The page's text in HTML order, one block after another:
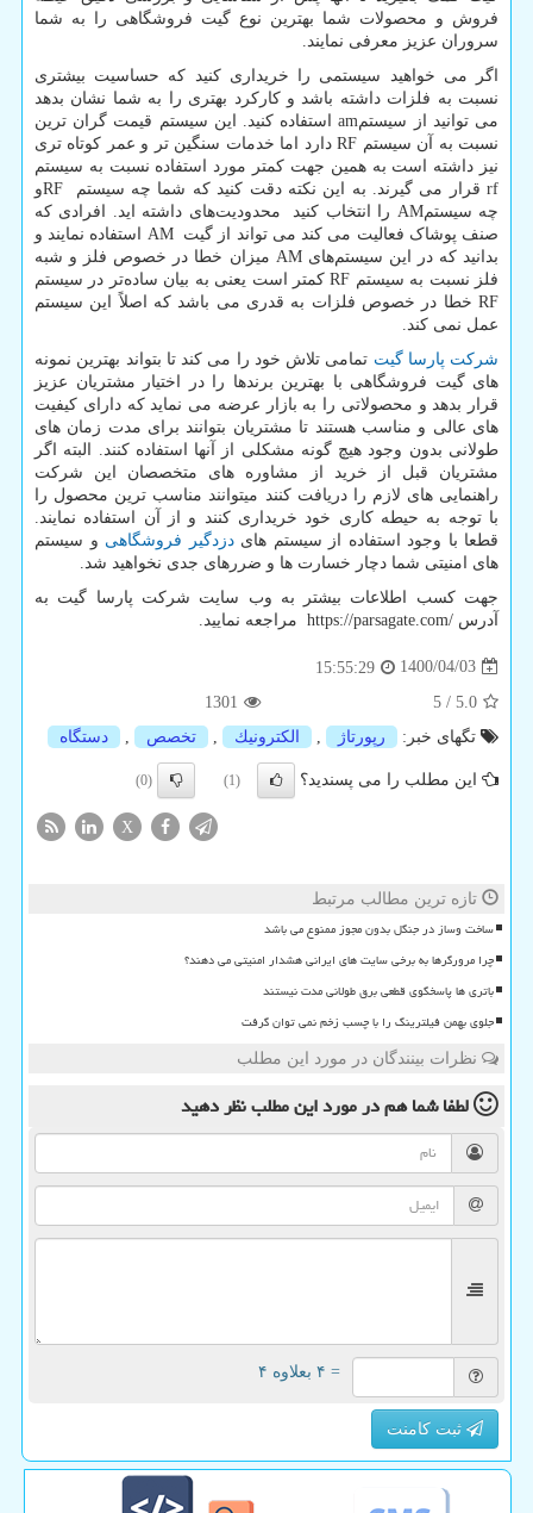
فروش و محصولات شما بهترین نوع گیت فروشگاهی را به شما
سروران عزیز معرفی نمایند.
اگر می خواهید سیستمی را خریداری کنید که حساسیت بیشتری
نسبت به فلزات داشته باشد و کارکرد بهتری را به شما نشان بدهد
می توانید از سیستم amاستفاده کنید. این سیستم قیمت گران ترین
نسبت به آن سیستم RFدارد اما خدمات سنگین تر و عمر کوتاه تری
نیز داشته است به همین جهت کمتر مورد استفاده نسبت به سیستم
rfقرار می گیرند. به این نکته دقت کنید که شما چه سیستم RFو
چه سیستمAM را انتخاب کنید محدودیت‌های داشته اید. افرادی که
صنف پوشاک فعالیت می کند می تواند از گیت AM استفاده نمایند و
بدانید که در این سیستم‌هایAM میزان خطا در خصوص فلز و شبه
فلز نسبت به سیستم RFکمتر است یعنی به بیان ساده‌تر در سیستم
RF خطا در خصوص فلزات به قدری می باشد که اصلاً این سیستم
عمل نمی کند.
شرکت پارسا گیت تمامی تلاش خود را می کند تا بتواند بهترین نمونه
های گیت فروشگاهی با بهترین برندها را در اختیار مشتریان عزیز
قرار بدهد و محصولاتی را به بازار عرضه می نماید که دارای کیفیت
های عالی و مناسب هستند تا مشتریان بتوانند برای مدت زمان های
طولانی بدون وجود هیچ گونه مشکلی از آنها استفاده کنند. البته اگر
مشتریان قبل از خرید از مشاوره های متخصصان این شرکت
راهنمایی های لازم را دریافت کنند میتوانند مناسب ترین محصول را
با توجه به حیطه کاری خود خریداری کنند و از آن استفاده نمایند.
قطعا با وجود استفاده از سیستم هایدزدگیر فروشگاهی و سیستم
های امنیتی شما دچار خسارت ها و ضررهای جدی نخواهید شد.
جهت کسب اطلاعات بیشتر به وب سایت شرکت پارسا گیت به
آدرس https://parsagate.com/ مراجعه نمایید.
1400/04/03
15:55:29
5.0
/
5
1301
تگهای خبر:
رپورتاژ الكترونیك تخصص دستگاه
این مطلب را می پسندید؟ (1)
(0)
X
تازه ترین مطالب مرتبط
ساخت وساز در جنگل بدون مجوز ممنوع می باشد
چرا مرورگرها به برخی سایت های ایرانی هشدار امنیتی می دهند؟
باتری ها پاسخگوی قطعی برق طولانی مدت نیستند
جلوی بهمن فیلترینگ را با چسب زخم نمی توان گرفت
نظرات بینندگان در مورد این مطلب
لطفا شما همدر مورد این مطلبنظر دهید
= ۴ بعلاوه ۴
ثبت کامنت